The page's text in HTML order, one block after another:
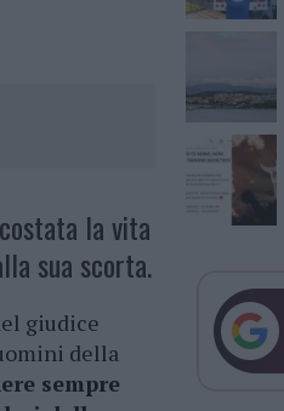
la vita
sua scorta.
giudice
della
sempre